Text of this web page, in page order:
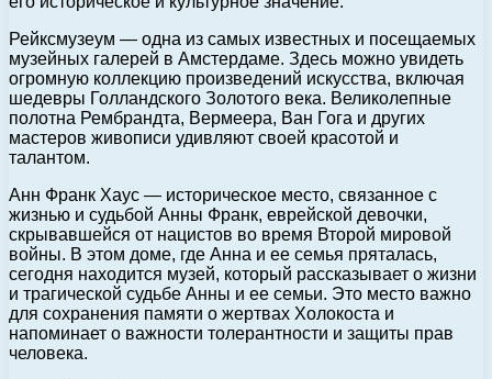
Рейксмузеум — одна из самых известных и посещаемых
музейных галерей в Амстердаме. Здесь можно увидеть
огромную коллекцию произведений искусства, включая
шедевры Голландского Золотого века. Великолепные
полотна Рембрандта, Вермеера, Ван Гога и других
мастеров живописи удивляют своей красотой и
талантом.
Анн Франк Хаус — историческое место, связанное с
жизнью и судьбой Анны Франк, еврейской девочки,
скрывавшейся от нацистов во время Второй мировой
войны. В этом доме, где Анна и ее семья пряталась,
сегодня находится музей, который рассказывает о жизни
и трагической судьбе Анны и ее семьи. Это место важно
для сохранения памяти о жертвах Холокоста и
напоминает о важности толерантности и защиты прав
человека.